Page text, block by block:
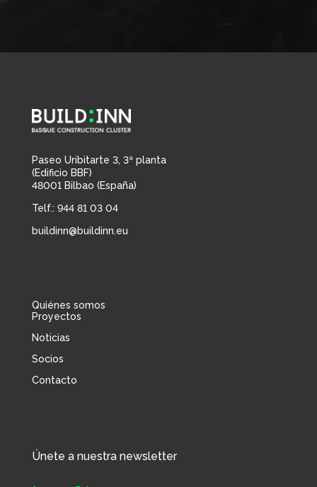
Paseo Uribitarte 3, 3ª planta
(Edificio BBF)
48001 Bilbao (España)
Telf.: 944 81 03 04
buildinn@buildinn.eu
Quiénes somos
Proyectos
Noticias
Socios
Contacto
Únete a nuestra newsletter